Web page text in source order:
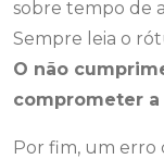
sobre tempo de
Sempre leia o
O não
comprometer
Por fim, um erro